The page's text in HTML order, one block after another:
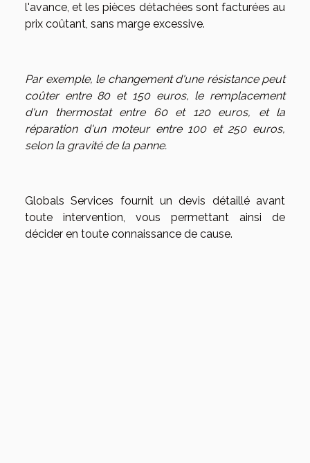
l'avance, et les pièces détachées sont facturées au
prix coûtant, sans marge excessive.
Par exemple, le changement d'une résistance peut
coûter entre 80 et 150 euros, le remplacement
d'un thermostat entre 60 et 120 euros, et la
réparation d'un moteur entre 100 et 250 euros,
selon la gravité de la panne.
Globals Services fournit un devis détaillé avant
toute intervention, vous permettant ainsi de
décider en toute connaissance de cause.